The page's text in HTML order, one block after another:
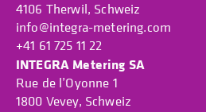
4106 Therwil, Schweiz
info@integra-metering.com
+41 61 725 11 22
INTEGRA Metering SA
Rue de l’Oyonne 1
1800 Vevey, Schweiz